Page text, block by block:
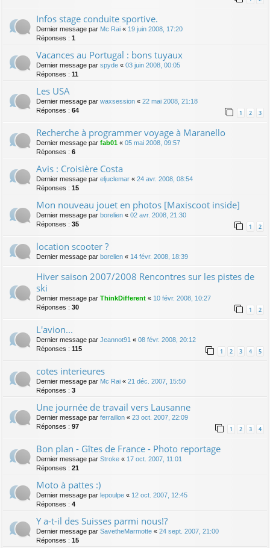
Infos stage conduite sportive.
Dernier message par Mc Rai « 19 juin 2008, 17:20
Réponses : 1
Vacances au Portugal : bons tuyaux
Dernier message par spyde « 03 juin 2008, 00:05
Réponses : 11
Les USA
Dernier message par waxsession « 22 mai 2008, 21:18
Réponses : 64 1 2 3
Recherche à programmer voyage à Maranello
Dernier message par fab01 « 05 mai 2008, 09:57
Réponses : 6
Avis : Croisière Costa
Dernier message par eljuclemar « 24 avr. 2008, 08:54
Réponses : 15
Mon nouveau jouet en photos [Maxiscoot inside]
Dernier message par borelien « 02 avr. 2008, 21:30
Réponses : 35 1 2
location scooter ?
Dernier message par borelien « 14 févr. 2008, 18:39
Hiver saison 2007/2008 Rencontres sur les pistes de
ski
Dernier message par ThinkDifferent « 10 févr. 2008, 10:27
Réponses : 30 1 2
L'avion...
Dernier message par Jeannot91 « 08 févr. 2008, 20:12
Réponses : 115 1 2 3 4 5
cotes interieures
Dernier message par Mc Rai « 21 déc. 2007, 15:50
Réponses : 3
Une journée de travail vers Lausanne
Dernier message par ferraillon « 23 oct. 2007, 22:09
Réponses : 97 1 2 3 4
Bon plan - Gîtes de France - Photo reportage
Dernier message par Stroke « 17 oct. 2007, 11:01
Réponses : 21
Moto à pattes :)
Dernier message par lepoulpe « 12 oct. 2007, 12:45
Réponses : 4
Y a-t-il des Suisses parmi nous!?
Dernier message par SavetheMarmotte « 24 sept. 2007, 21:00
Réponses : 15